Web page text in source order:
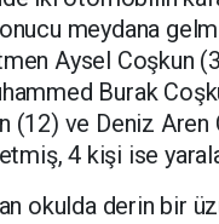
meydana
Aysel Coşkun
Burak
(12) ve Deniz Aren
4 kişi ise
okulda derin bir